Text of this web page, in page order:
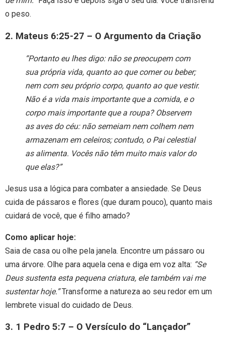
o peso.
2. Mateus 6:25-27 – O Argumento da Criação
“Portanto eu lhes digo: não se preocupem com
sua própria vida, quanto ao que comer ou beber;
nem com seu próprio corpo, quanto ao que vestir.
Não é a vida mais importante que a comida, e o
corpo mais importante que a roupa? Observem
as aves do céu: não semeiam nem colhem nem
armazenam em celeiros; contudo, o Pai celestial
as alimenta. Vocês não têm muito mais valor do
que elas?”
Jesus usa a lógica para combater a ansiedade. Se Deus
cuida de pássaros e flores (que duram pouco), quanto mais
cuidará de você, que é filho amado?
Como aplicar hoje:
Saia de casa ou olhe pela janela. Encontre um pássaro ou
uma árvore. Olhe para aquela cena e diga em voz alta: “Se
Deus sustenta esta pequena criatura, ele também vai me
sustentar hoje.”Transforme a natureza ao seu redor em um
lembrete visual do cuidado de Deus.
3. 1 Pedro 5:7 – O Versículo do “Lançador”